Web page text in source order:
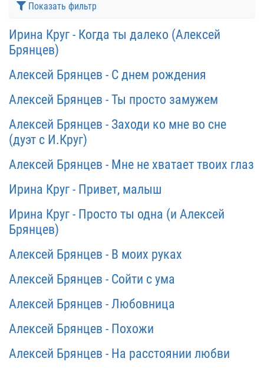
Показать фильтр
Ирина Круг - Когда ты далеко (Алексей
Брянцев)
Алексей Брянцев - С днем рождения
Алексей Брянцев - Ты просто замужем
Алексей Брянцев - Заходи ко мне во сне
(дуэт с И.Круг)
Алексей Брянцев - Мне не хватает твоих глаз
Ирина Круг - Привет, малыш
Ирина Круг - Просто ты одна (и Алексей
Брянцев)
Алексей Брянцев - В моих руках
Алексей Брянцев - Сойти с ума
Алексей Брянцев - Любовница
Алексей Брянцев - Похожи
Алексей Брянцев - На расстоянии любви